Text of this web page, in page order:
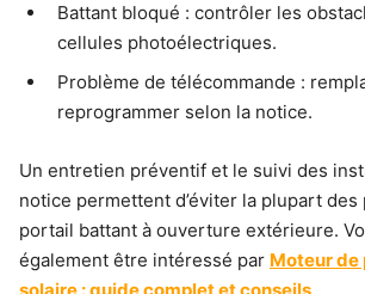
Battant bloqué : contrôler les
cellules photoélectriques.
Problème de télécommande :
reprogrammer selon la notice.
Un entretien préventif et le suivi des
notice permettent d’éviter la plupart
portail battant à ouverture extérieure.
également être intéressé par Moteur